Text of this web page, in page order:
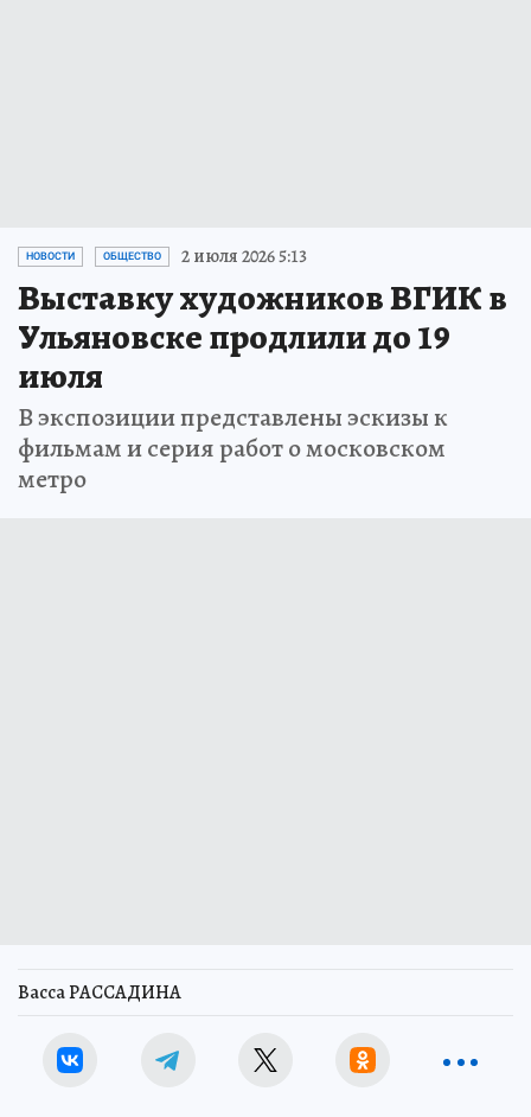
НОВОСТИ ОБЩЕСТВО 2 июля 2026 5:13
Выставку художников ВГИК в
Ульяновске продлили до 19
июля
В экспозиции представлены эскизы к
фильмам и серия работ о московском
метро
Васса РАССАДИНА